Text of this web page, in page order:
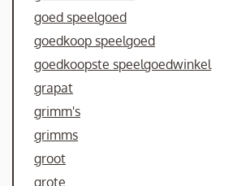
goed speelgoed
goedkoop speelgoed
goedkoopste speelgoedwinkel
grapat
grimm's
grimms
groot
grote